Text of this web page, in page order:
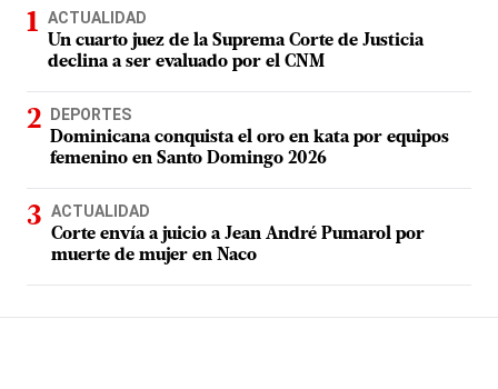
ACTUALIDAD
Un cuarto juez de la Suprema Corte de Justicia
declina a ser evaluado por el CNM
DEPORTES
Dominicana conquista el oro en kata por equipos
femenino en Santo Domingo 2026
ACTUALIDAD
Corte envía a juicio a Jean André Pumarol por
muerte de mujer en Naco